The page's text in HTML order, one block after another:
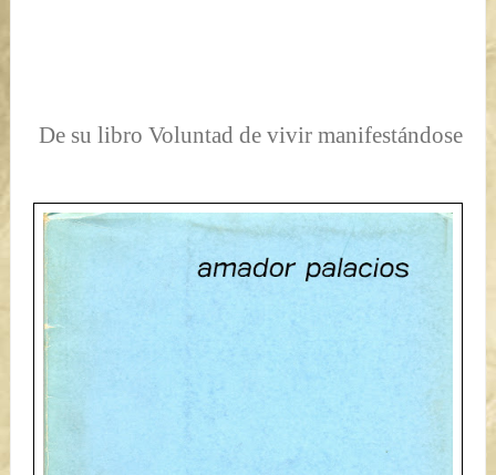
De su libro Voluntad de vivir manifestándose